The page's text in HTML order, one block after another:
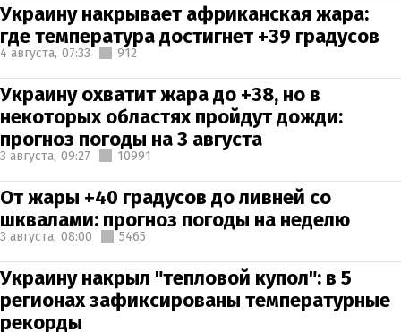
Украину накрывает африканская жара:
где температура достигнет +39 градусов
4 августа, 07:33 912
Украину охватит жара до +38, но в
некоторых областях пройдут дожди:
прогноз погоды на 3 августа
3 августа, 09:27 10991
От жары +40 градусов до ливней со
шквалами: прогноз погоды на неделю
3 августа, 08:00 5465
Украину накрыл "тепловой купол": в 5
регионах зафиксированы температурные
рекорды